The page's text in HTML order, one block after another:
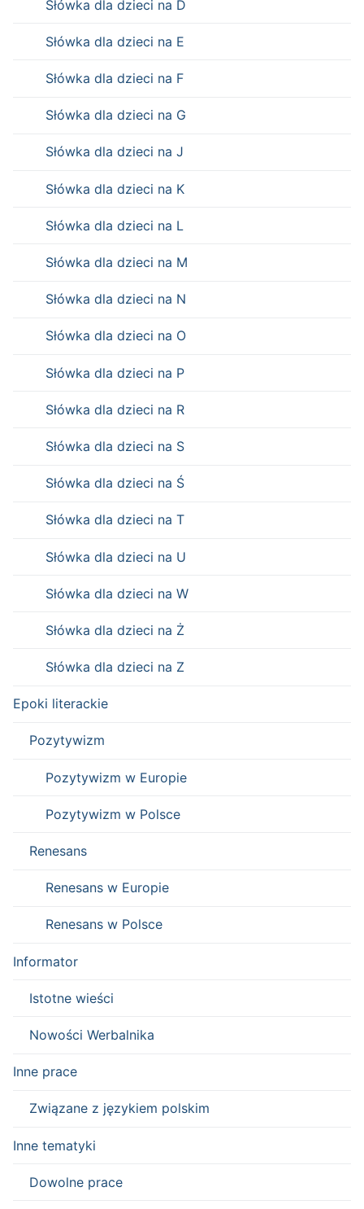
Słówka dla dzieci na D
Słówka dla dzieci na E
Słówka dla dzieci na F
Słówka dla dzieci na G
Słówka dla dzieci na J
Słówka dla dzieci na K
Słówka dla dzieci na L
Słówka dla dzieci na M
Słówka dla dzieci na N
Słówka dla dzieci na O
Słówka dla dzieci na P
Słówka dla dzieci na R
Słówka dla dzieci na S
Słówka dla dzieci na Ś
Słówka dla dzieci na T
Słówka dla dzieci na U
Słówka dla dzieci na W
Słówka dla dzieci na Ż
Słówka dla dzieci na Z
Epoki literackie
Pozytywizm
Pozytywizm w Europie
Pozytywizm w Polsce
Renesans
Renesans w Europie
Renesans w Polsce
Informator
Istotne wieści
Nowości Werbalnika
Inne prace
Związane z językiem polskim
Inne tematyki
Dowolne prace